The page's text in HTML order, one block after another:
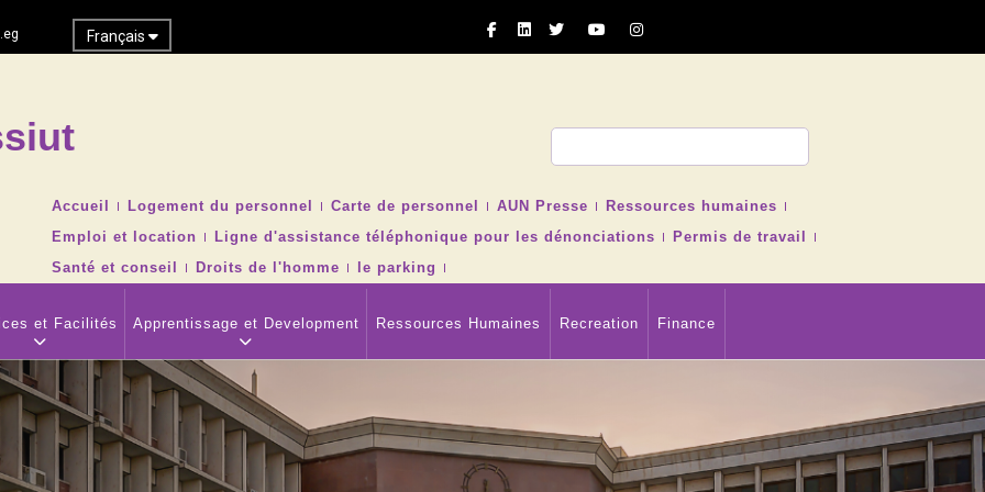
Français
TOP
NAVIGATION
MENU
Accueil Logement du personnel Carte de personnel AUN Presse
Ressources humaines
Emploi et location
Ligne d'assistance téléphonique pour les dénonciations
Permis de travail
Santé et conseil
Droits de l'homme le parking
et Facilités Apprentissage et Development Ressources Humaines Recreation Finance